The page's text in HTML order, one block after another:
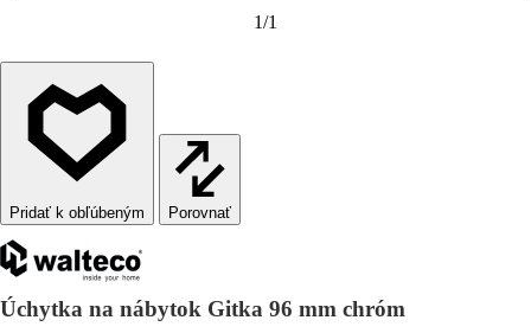
1/1
Porovnať
Úchytka na nábytok Gitka 96 mm chróm